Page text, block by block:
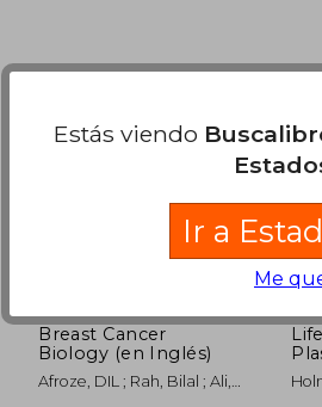
Breast Cancer
Biology (en Inglés)
Afroze, DIL ; Rah, Bilal ; Ali,
Estás viendo
Ir a
Me